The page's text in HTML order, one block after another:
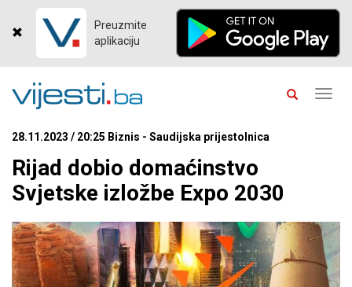
Preuzmite
aplikaciju
28.11.2023 / 20:25 Biznis - Saudijska prijestolnica
Rijad dobio domaćinstvo
Svjetske izložbe Expo 2030